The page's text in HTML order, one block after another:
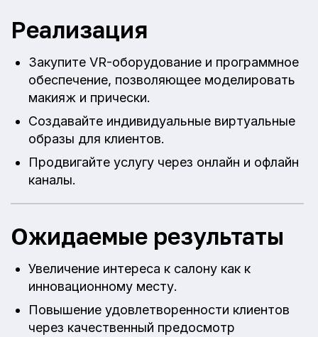
Реализация
Закупите VR-оборудование и программное
обеспечение, позволяющее моделировать
макияж и прически.
Создавайте индивидуальные виртуальные
образы для клиентов.
Продвигайте услугу через онлайн и офлайн
каналы.
Ожидаемые результаты
Увеличение интереса к салону как к
инновационному месту.
Повышение удовлетворенности клиентов
через качественный предосмотр